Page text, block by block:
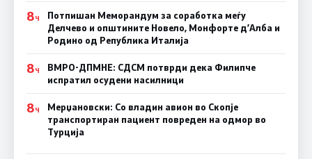
8Ч
Потпишан Меморандум за соработка меѓу
Делчево и општините Новело, Монфорте д’Алба и
Родино од Република Италија
8Ч
ВМРО-ДПМНЕ: СДСM потврди дека Филипче
испратил осудени насилници
8Ч
Мерџановски: Со владин авион во Скопје
транспортиран пациент повреден на одмор во
Турција